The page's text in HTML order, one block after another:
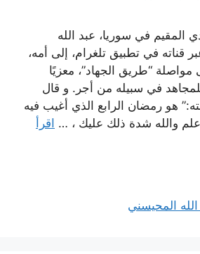
المقيم في سوريا، عبد الله
قناته في تطبيق تلغرام، إلى أمه،
“طريق الجهاد”، معزيًا
في سبيله من أجر. و قال
هو رمضان الرابع الذي أغيب فيه
والله شدة ذلك عليك ، … اقرأ
المحيسني